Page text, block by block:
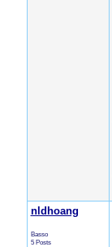
nldhoang
Basso
5 Posts